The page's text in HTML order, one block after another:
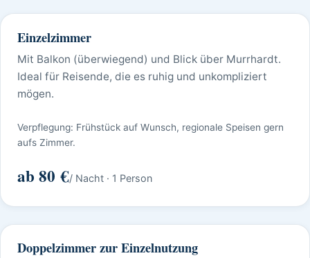
Einzelzimmer
Mit Balkon (überwiegend) und Blick über Murrhardt.
Ideal für Reisende, die es ruhig und unkompliziert
mögen.
Verpflegung: Frühstück auf Wunsch, regionale Speisen gern
aufs Zimmer.
ab 80 €/ Nacht · 1 Person
Doppelzimmer zur Einzelnutzung